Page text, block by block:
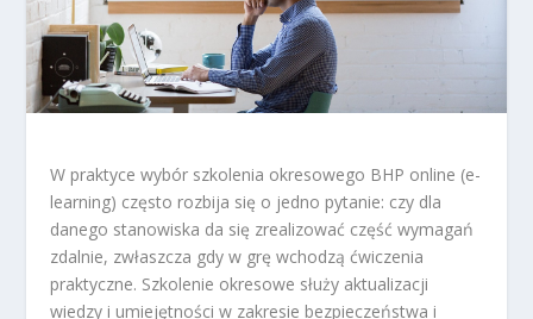
W praktyce wybór szkolenia okresowego BHP online (e-
learning) często rozbija się o jedno pytanie: czy dla
danego stanowiska da się zrealizować część wymagań
zdalnie, zwłaszcza gdy w grę wchodzą ćwiczenia
praktyczne. Szkolenie okresowe służy aktualizacji
wiedzy i umiejętności w zakresie bezpieczeństwa i